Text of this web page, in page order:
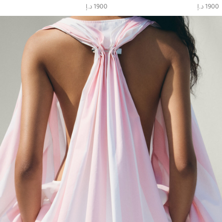
1900 د.إ 1900 د.إ